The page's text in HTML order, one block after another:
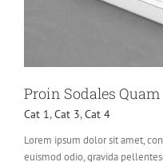
Proin Sodales Quam
Cat 1,Cat 3,Cat 4
Lorem ipsum dolor sit amet,
euismod odio, gravida